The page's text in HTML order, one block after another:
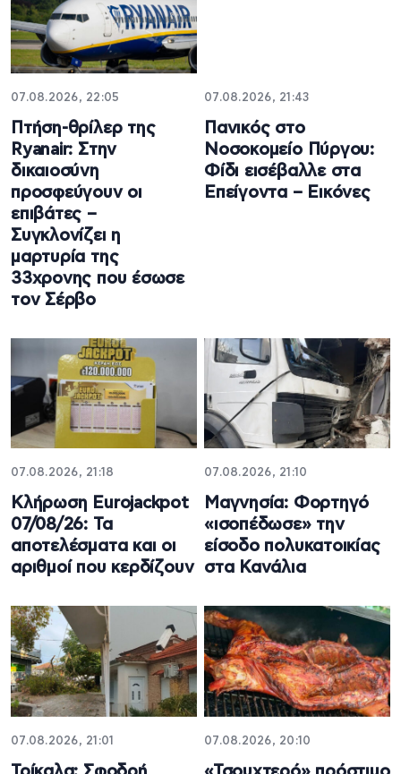
07.08.2026, 22:05
Πτήση-θρίλερ της
Ryanair: Στην
δικαιοσύνη
προσφεύγουν οι
επιβάτες –
Συγκλονίζει η
μαρτυρία της
33χρονης που έσωσε
τον Σέρβο
07.08.2026, 21:43
Πανικός στο
Νοσοκομείο Πύργου:
Φίδι εισέβαλλε στα
Επείγοντα – Εικόνες
07.08.2026, 21:18
Κλήρωση Eurojackpot
07/08/26: Τα
αποτελέσματα και οι
αριθμοί που κερδίζουν
07.08.2026, 21:10
Μαγνησία: Φορτηγό
«ισοπέδωσε» την
είσοδο πολυκατοικίας
στα Κανάλια
07.08.2026, 21:01 07.08.2026, 20:10